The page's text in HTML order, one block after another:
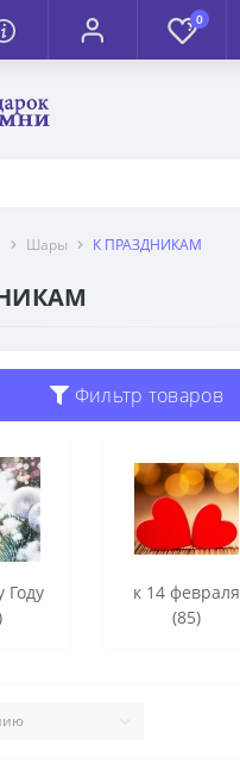
0
Шары К ПРАЗДНИКАМ
Фильтр товаров
Году
к 14 февраля
(85)